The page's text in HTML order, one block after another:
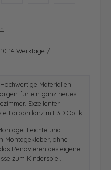
14 Werktage /
Materialien
für ein ganz neues
Exzellenter
Farbbrillanz mit 3D Optik
Leichte und
Montagekleber, ohne
Renovieren des eigene
zum Kinderspiel.